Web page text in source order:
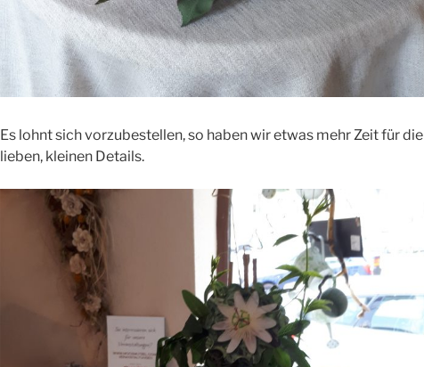
Es lohnt sich vorzubestellen, so haben wir etwas mehr Zeit für die
lieben, kleinen Details.